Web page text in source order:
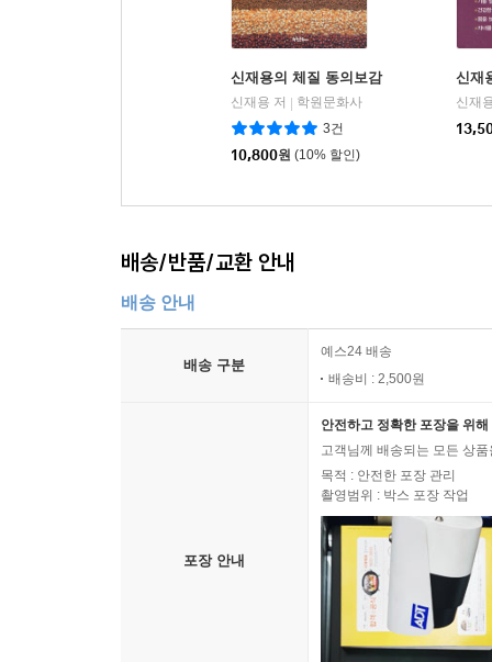
신재용의 체질 동의보감
신재용 저
학원문화사
3건
10,800원 (10% 할인)
신재
신재
배송/반품/교환 안내
배송 안내
배송 구분
예스24 배송
배송비 : 2,500원
포장 안내
안전하고 정확한 포장을 위
고객님께 배송되는 모든 상
목적 : 안전한 포장 관리
촬영범위 : 박스 포장 작업